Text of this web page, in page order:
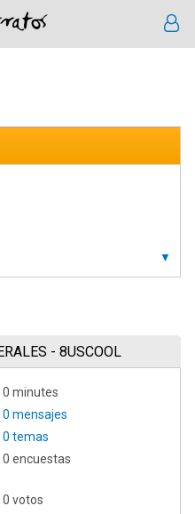
- 8USCOOL
0 minutes
0 mensajes
0 temas
0 encuestas
0 votos